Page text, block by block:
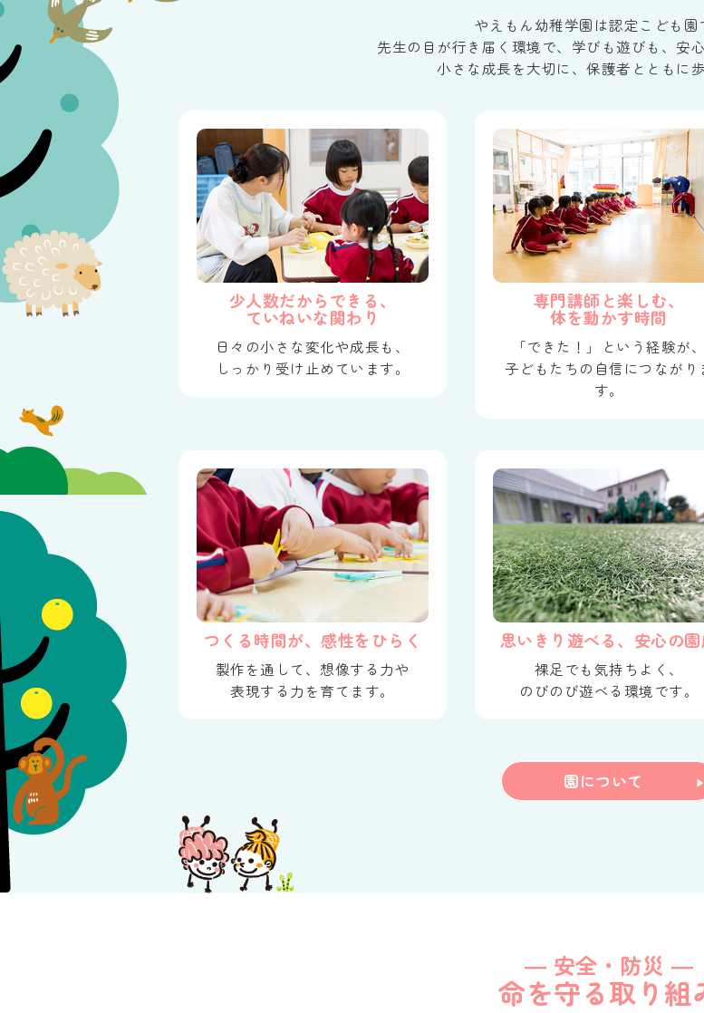
やえもん幼稚学園は認定こども園
先生の目が行き届く環境で、学びも遊びも、安
小さな成長を大切に、保護者とともに歩
少人数だからできる、
ていねいな関わり
日々の小さな変化や成長も、
しっかり受け止めています。
専門講師と楽しむ、
体を動かす時間
「できた！」という経験が、
子どもたちの自信につながり
す。
つくる時間が、感性をひらく
製作を通して、想像する力や
表現する力を育てます。
思いきり遊べる、安心の
裸足でも気持ちよく、
のびのび遊べる環境です。
園について
― 安全・防災 ―
命を守る取り組